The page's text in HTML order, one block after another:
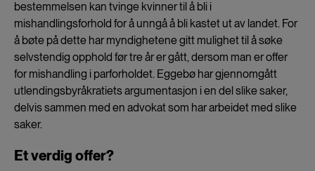
bestemmelsen kan tvinge kvinner til å bli i
mishandlingsforhold for å unngå å bli kastet ut av landet. For
å bøte på dette har myndighetene gitt mulighet til å søke
selvstendig opphold før tre år er gått, dersom man er offer
for mishandling i parforholdet. Eggebø har gjennomgått
utlendingsbyråkratiets argumentasjon i en del slike saker,
delvis sammen med en advokat som har arbeidet med slike
saker.
Et verdig offer?